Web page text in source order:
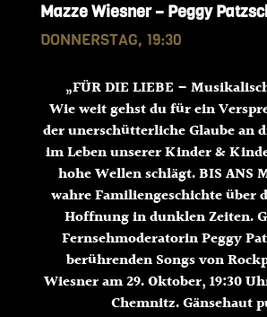
Mazze Wiesner – Peggy
DONNERSTAG, 19:30
„FÜR DIE LIEBE –
Wie weit gehst du für ein
der unerschütterliche Glaube an
im Leben unserer Kinder &
hohe Wellen schlägt. BIS ANS
wahre Familiengeschichteüber
Hoffnung in dunklen Zeiten.
FernsehmoderatorinPeggy
berührenden Songs von
Wiesner am 29. Oktober, 19:30
Chemnitz. Gänsehaut